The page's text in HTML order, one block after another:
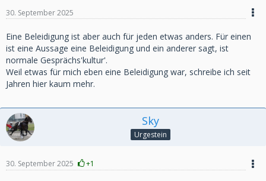
30. September 2025
Eine Beleidigung ist aber auch für jeden etwas anders. Für einen
ist eine Aussage eine Beleidigung und ein anderer sagt, ist
normale Gesprächs'kultur'.
Weil etwas für mich eben eine Beleidigung war, schreibe ich seit
Jahren hier kaum mehr.
Sky
Urgestein
30. September 2025 +1